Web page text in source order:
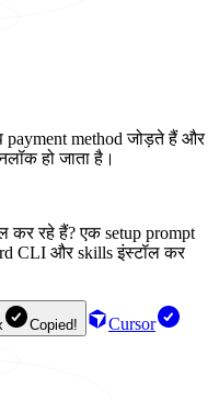
method जोड़ते हैं और
हो जाता है।
कर रहे हैं? एक setup prompt
CLI और skills इंस्टॉल कर
Copied!
Cursor